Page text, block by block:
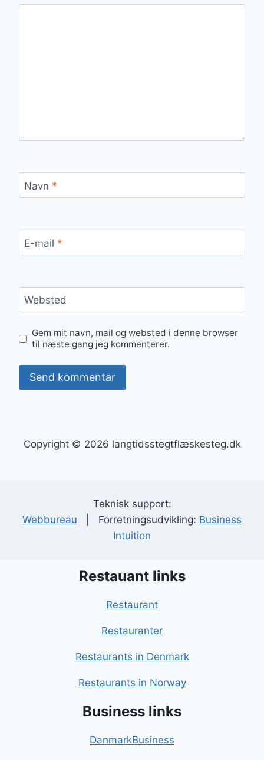
Navn *
E-mail *
Websted
Gem mit navn, mail og websted i denne browser
til næste gang jeg kommenterer.
Copyright © 2026 langtidsstegtflæskesteg.dk
Teknisk support:
Webbureau | Forretningsudvikling: Business
Intuition
Restauant links
Restaurant
Restauranter
Restaurants in Denmark
Restaurants in Norway
Business links
DanmarkBusiness